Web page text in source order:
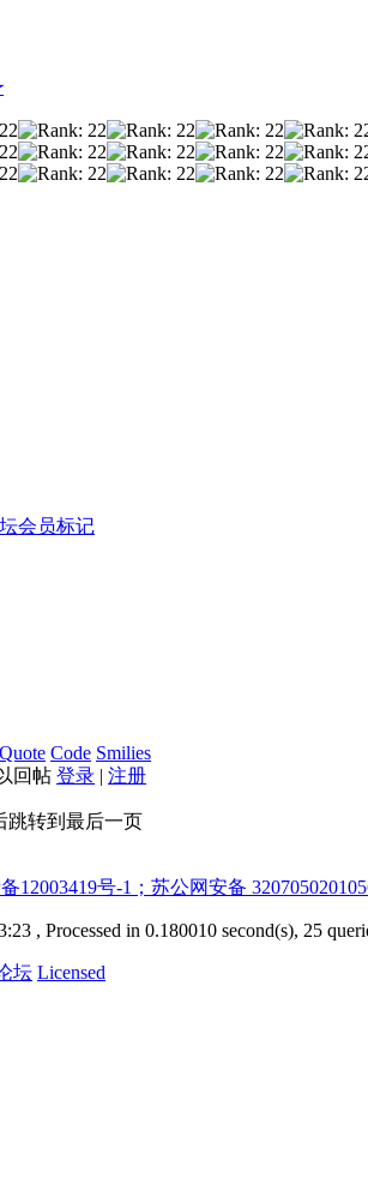
Quote Code Smilies
回帖 登录 | 注册
跳转到最后一页
12003419号-1；苏公网安备
, Processed in 0.180010 second(s), 25
坛 Licensed